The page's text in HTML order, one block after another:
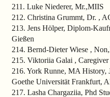
211. Luke Niederer, Mr.,MIIS
212. Christina Grummt, Dr. ,
213. Jens Hölper, Diplom-
Gießen
214. Bernd-Dieter Wiese ,
215. Viktoriia Galai , Caregiver
216. York Runne, MA History,
Goethe Universität Frankfurt,
217. Lasha Chargaziia, Phd